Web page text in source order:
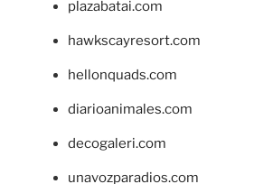
plazabatai.com
hawkscayresort.com
hellonquads.com
diarioanimales.com
decogaleri.com
unavozparadios.com